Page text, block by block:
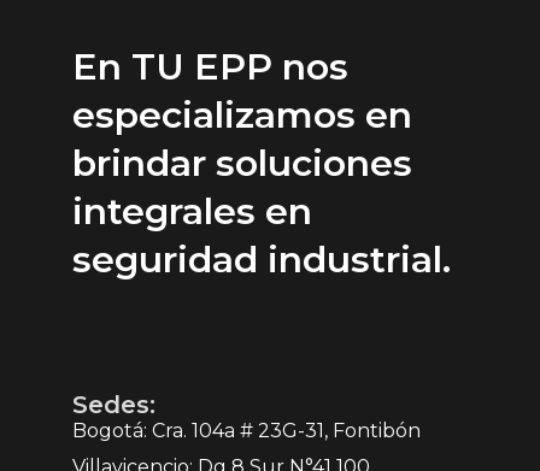
En TU EPP nos
especializamos en
brindar soluciones
integrales en
seguridad industrial.
Sedes:
Bogotá: Cra. 104a # 23G-31, Fontibón